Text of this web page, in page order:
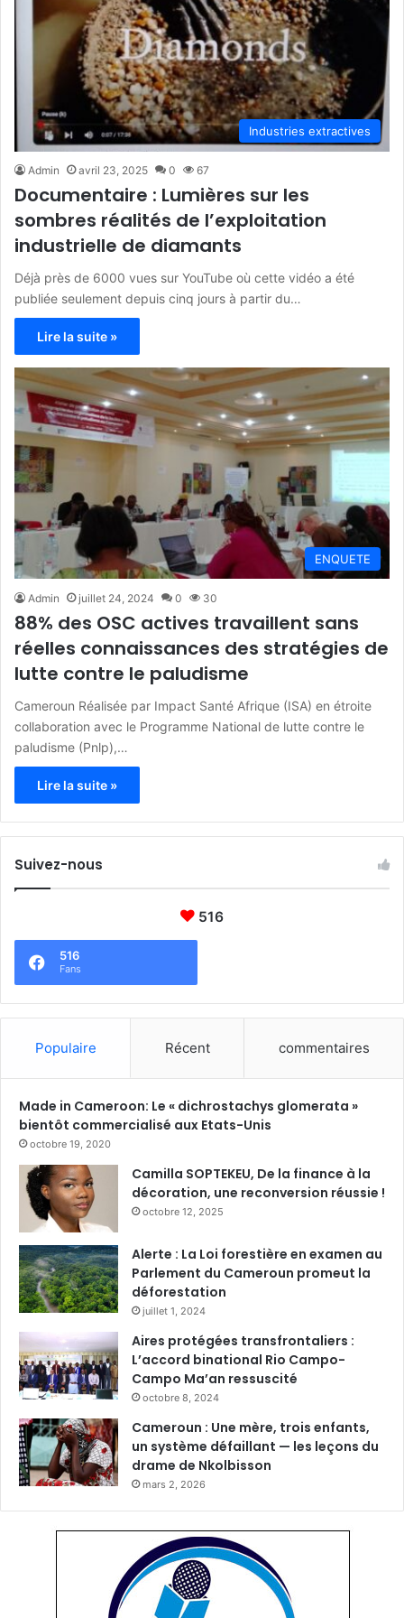
Industries extractives
Admin avril 23, 2025 0 67
Documentaire : Lumières sur les
sombres réalités de l’exploitation
industrielle de diamants
Déjà près de 6000 vues sur YouTube où cette vidéo a été
publiée seulement depuis cinq jours à partir du…
Lire la suite »
ENQUETE
Admin juillet 24, 2024 0 30
88% des OSC actives travaillent sans
réelles connaissances des stratégies de
lutte contre le paludisme
Cameroun Réalisée par Impact Santé Afrique (ISA) en étroite
collaboration avec le Programme National de lutte contre le
paludisme (Pnlp),…
Lire la suite »
Suivez-nous
516
516
Fans
Populaire Récent commentaires
Made in Cameroon: Le « dichrostachys glomerata »
bientôt commercialisé aux Etats-Unis
octobre 19, 2020
Camilla SOPTEKEU, De la finance à la
décoration, une reconversion réussie !
octobre 12, 2025
Alerte : La Loi forestière en examen au
Parlement du Cameroun promeut la
déforestation
juillet 1, 2024
Aires protégées transfrontaliers :
L’accord binational Rio Campo-
Campo Ma’an ressuscité
octobre 8, 2024
Cameroun : Une mère, trois enfants,
un système défaillant — les leçons du
drame de Nkolbisson
mars 2, 2026